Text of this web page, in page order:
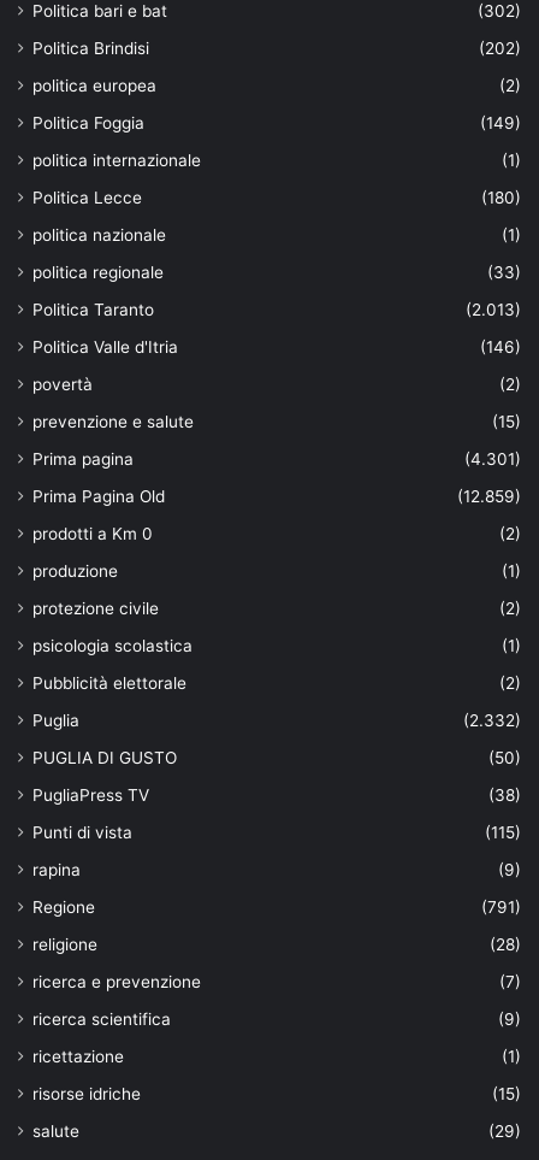
Politica bari e bat
(302)
Politica Brindisi
(202)
politica europea
(2)
Politica Foggia
(149)
politica internazionale
(1)
Politica Lecce
(180)
politica nazionale
(1)
politica regionale
(33)
Politica Taranto
(2.013)
Politica Valle d'Itria
(146)
povertà
(2)
prevenzione e salute
(15)
Prima pagina
(4.301)
Prima Pagina Old
(12.859)
prodotti a Km 0
(2)
produzione
(1)
protezione civile
(2)
psicologia scolastica
(1)
Pubblicità elettorale
(2)
Puglia
(2.332)
PUGLIA DI GUSTO
(50)
PugliaPress TV
(38)
Punti di vista
(115)
rapina
(9)
Regione
(791)
religione
(28)
ricerca e prevenzione
(7)
ricerca scientifica
(9)
ricettazione
(1)
risorse idriche
(15)
salute
(29)